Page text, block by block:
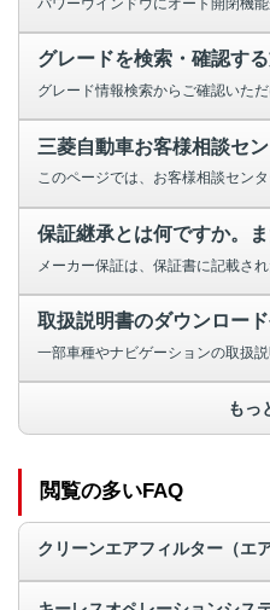
グレードを検索・確認す
三菱自動車お客様相談セ
保証継承とは何ですか。
取扱説明書のダウンロー
もっ
閲覧の多いFAQ
クリーンエアフィルター（エ